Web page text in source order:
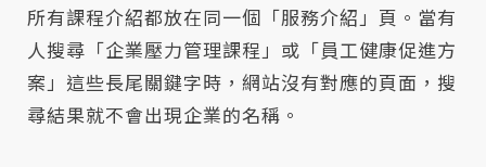
所有課程介紹都放在同一個「服務介紹」頁。當有
人搜尋「企業壓力管理課程」或「員工健康促進方
案」這些長尾關鍵字時，網站沒有對應的頁面，搜
尋結果就不會出現企業的名稱。